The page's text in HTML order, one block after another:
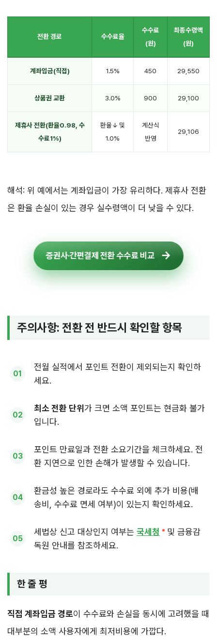
전환 경로 수수료율
수수료
(원)
최종수령액
(원)
계좌입금(직접) 1.5% 450 29,550
상품권 교환 3.0% 900 29,100
제휴사 전환(환율0.98, 수
수료1%)
환율↓ 및
1.0%
계산식
반영
29,106
해석: 위 예에서는 계좌입금이 가장 유리하다. 제휴사 전환
은 환율 손실이 있는 경우 실수령액이 더 낮을 수 있다.
증권사·간편결제 전환 수수료 비교
주의사항: 전환 전 반드시 확인할 항목
전월 실적에서 포인트 전환이 제외되는지 확인하
세요.
최소 전환 단위가 크면 소액 포인트는 현금화 불가
입니다.
포인트 만료일과 전환 소요기간을 체크하세요. 전
환 지연으로 인한 손해가 발생할 수 있습니다.
환금성 높은 경로라도 수수료 외에 추가 비용(배
송비, 수수료 면세 여부)이 있는지 확인하세요.
세법상 신고 대상인지 여부는 국세청
및 금융감
독원 안내를 참조하세요.
한 줄 평
직접 계좌입금 경로이 수수료와 손실을 동시에 고려했을 때
대부분의 소액 사용자에게 최저비용에 가깝다.